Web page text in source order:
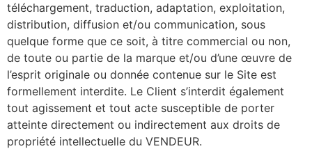
téléchargement, traduction, adaptation, exploitation,
distribution, diffusion et/ou communication, sous
quelque forme que ce soit, à titre commercial ou non,
de toute ou partie de la marque et/ou d’une œuvre de
l’esprit originale ou donnée contenue sur le Site est
formellement interdite. Le Client s’interdit également
tout agissement et tout acte susceptible de porter
atteinte directement ou indirectement aux droits de
propriété intellectuelle du VENDEUR.